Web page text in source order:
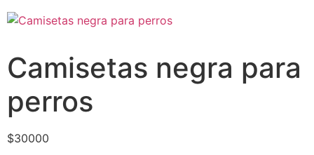
Camisetas negra para
perros
$30000